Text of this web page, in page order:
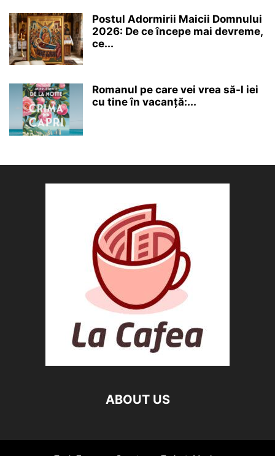
Postul Adormirii Maicii Domnului
2026: De ce începe mai devreme,
ce...
Romanul pe care vei vrea să-l iei
cu tine în vacanță:...
ABOUT US